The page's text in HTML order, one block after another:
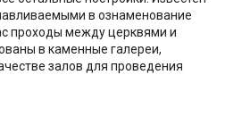
в ознаменование
проходы между церквями и
в каменные галереи,
залов для проведения